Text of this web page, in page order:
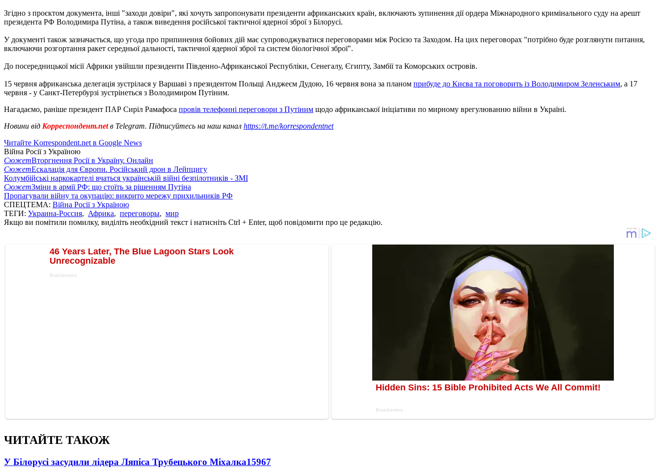
Згідно з проєктом документа, інші "заходи довіри", які хочуть запропонувати президенти африканських країн, включають зупинення дії ордера Міжнародного кримінального суду на арешт
президента РФ Володимира Путіна, а також виведення російської тактичної ядерної зброї з Білорусі.
У документі також зазначається, що угода про припинення бойових дій має супроводжуватися переговорами між Росією та Заходом. На цих переговорах "потрібно буде розглянути питання,
включаючи розгортання ракет середньої дальності, тактичної ядерної зброї та систем біологічної зброї".
До посередницької місії Африки увійшли президенти Південно-Африканської Республіки, Сенегалу, Єгипту, Замбії та Коморських островів.
15 червня африканська делегація зустрілася у Варшаві з президентом Польщі Анджеєм Дудою, 16 червня вона за планом прибуде до Києва та поговорить із Володимиром Зеленським, а 17
червня - у Санкт-Петербурзі зустрінеться з Володимиром Путіним.
Нагадаємо, раніше президент ПАР Сиріл Рамафоса провів телефонні переговори з Путіним щодо африканської ініціативи по мирному врегулюванню війни в Україні.
Новини від Корреспондент.netв Telegram. Підписуйтесь на наш канал https://t.me/korrespondentnet
Читайте Korrespondent.net в Google News
Війна Росії з Україною
СюжетВторгнення Росії в Україну. Онлайн
СюжетЕскалація для Європи. Російський дрон в Лейпцигу
Колумбійські наркокартелі вчаться українській війні безпілотників - ЗМІ
СюжетЗміни в армії РФ: що стоїть за рішенням Путіна
Пропагували війну та окупацію: викрито мережу прихильників РФ
СПЕЦТЕМА: Війна Росії з Україною
ТЕГИ: Украина-Россия, Африка, переговоры, мир
Якщо ви помітили помилку, виділіть необхідний текст і натисніть Ctrl + Enter, щоб повідомити про це редакцію.
ЧИТАЙТЕ ТАКОЖ
У Білорусі засудили лідера Ляпіса Трубецького Міхалка15967